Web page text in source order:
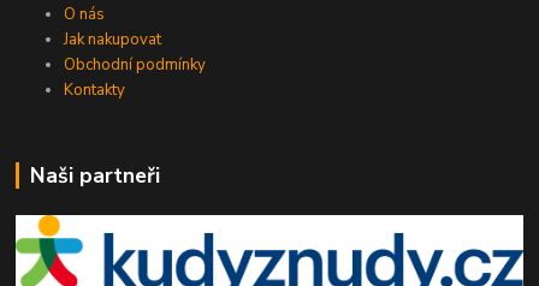
O nás
Jak nakupovat
Obchodní podmínky
Kontakty
Naši partneři